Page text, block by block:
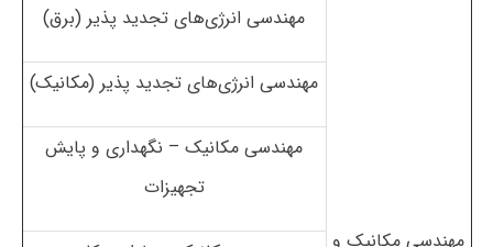
مهندسی مکانیک و
مهندسی انرژی‌های تجدید پذیر (برق)
مهندسی انرژی‌های تجدید پذیر (مکانیک)
مهندسی مکانیک – نگهداری و پایش
تجهیزات